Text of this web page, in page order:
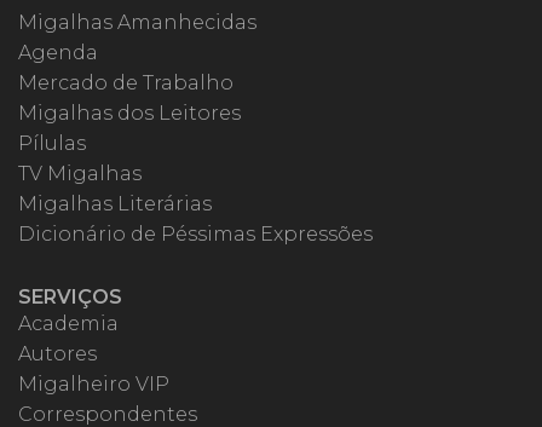
Migalhas Amanhecidas
Agenda
Mercado de Trabalho
Migalhas dos Leitores
Pílulas
TV Migalhas
Migalhas Literárias
Dicionário de Péssimas Expressões
SERVIÇOS
Academia
Autores
Migalheiro VIP
Correspondentes